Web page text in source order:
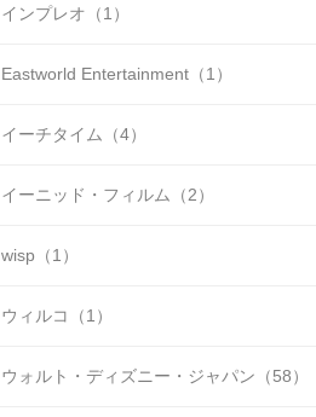
インプレオ（1）
Eastworld Entertainment（1）
イーチタイム（4）
イーニッド・フィルム（2）
wisp（1）
ウィルコ（1）
ウォルト・ディズニー・ジャパン（58）